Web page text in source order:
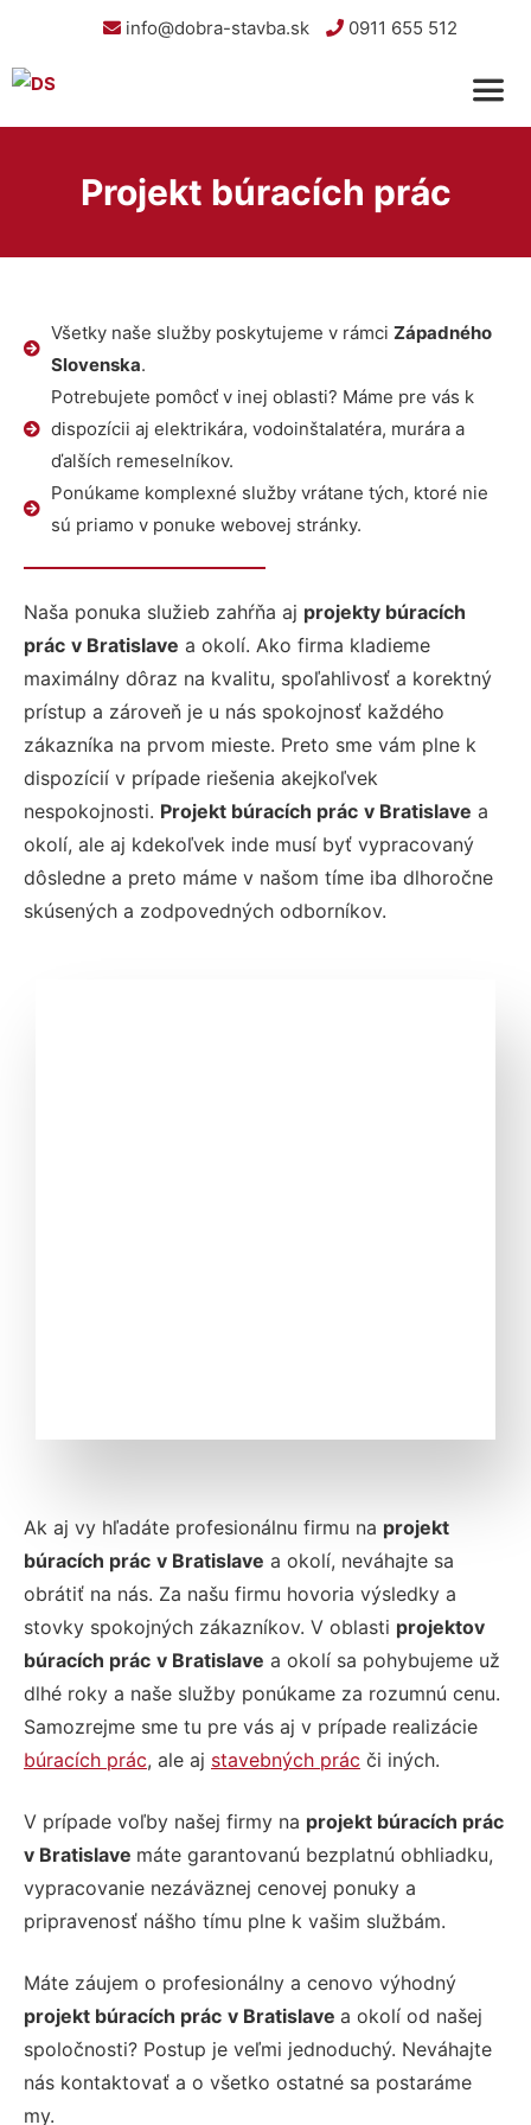
info@dobra-stavba.sk 0911 655 512
Projekt búracích prác
Všetky naše služby poskytujeme v rámci Západného
Slovenska.
Potrebujete pomôcť v inej oblasti? Máme pre vás k
dispozícii aj elektrikára, vodoinštalatéra, murára a
ďalších remeselníkov.
Ponúkame komplexné služby vrátane tých, ktoré nie
sú priamo v ponuke webovej stránky.
Naša ponuka služieb zahŕňa aj projekty búracích
prác v Bratislave a okolí. Ako firma kladieme
maximálny dôraz na kvalitu, spoľahlivosť a korektný
prístup a zároveň je u nás spokojnosť každého
zákazníka na prvom mieste. Preto sme vám plne k
dispozícií v prípade riešenia akejkoľvek
nespokojnosti. Projekt búracích prác v Bratislave a
okolí, ale aj kdekoľvek inde musí byť vypracovaný
dôsledne a preto máme v našom tíme iba dlhoročne
skúsených a zodpovedných odborníkov.
Ak aj vy hľadáte profesionálnu firmu na projekt
búracích prác v Bratislave a okolí, neváhajte sa
obrátiť na nás. Za našu firmu hovoria výsledky a
stovky spokojných zákazníkov. V oblasti projektov
búracích prác v Bratislave a okolí sa pohybujeme už
dlhé roky a naše služby ponúkame za rozumnú cenu.
Samozrejme sme tu pre vás aj v prípade realizácie
búracích prác, ale aj stavebných prác či iných.
V prípade voľby našej firmy na projekt búracích prác
v Bratislave máte garantovanú bezplatnú obhliadku,
vypracovanie nezáväznej cenovej ponuky a
pripravenosť nášho tímu plne k vašim službám.
Máte záujem o profesionálny a cenovo výhodný
projekt búracích prác v Bratislave a okolí od našej
spoločnosti? Postup je veľmi jednoduchý. Neváhajte
nás kontaktovať a o všetko ostatné sa postaráme
my.